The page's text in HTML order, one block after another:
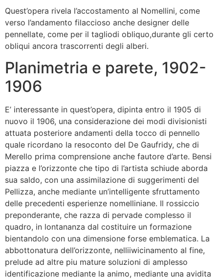
Quest’opera rivela l’accostamento al Nomellini, come
verso l’andamento filaccioso anche designer delle
pennellate, come per il tagliodi obliquo,durante gli certo
obliqui ancora trascorrenti degli alberi.
Planimetria e parete, 1902-
1906
E’ interessante in quest’opera, dipinta entro il 1905 di
nuovo il 1906, una considerazione dei modi divisionisti
attuata posteriore andamenti della tocco di pennello
quale ricordano la resoconto del De Gaufridy, che di
Merello prima comprensione anche fautore d’arte. Bensi
piazza e l’orizzonte che tipo di l’artista schiude aborda
sua saldo, con una assimilazione di suggerimenti del
Pellizza, anche mediante un’intelligente sfruttamento
delle precedenti esperienze nomelliniane. Il rossiccio
preponderante, che razza di pervade complesso il
quadro, in lontananza dal costituire un formazione
bientandolo con una dimensione forse emblematica. La
abbottonatura dell’orizzonte, nelliiwicinamento al fine,
prelude ad altre piu mature soluzioni di amplesso
identificazione mediante la animo, mediante una avidita